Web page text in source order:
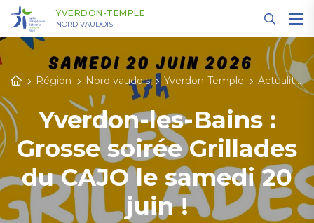
YVERDON-TEMPLE
NORD VAUDOIS
Région Nord vaudois Yverdon-Temple Actualités
Yverdon-les-Bains :
Grosse soirée Grillades
du CAJO le samedi 20
juin !
Panneau de gestion des cookies